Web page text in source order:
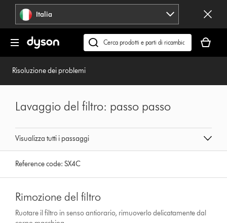
navigazione Italia
Cerca
su
carrello
è
Risoluzione dei problemi
Visualizza tutti i passaggi
Lavaggio del filtro: passo passo
Reference code:SX4C
Rimozione del filtro
Ruotare il filtro in senso antiorario, rimuoverlo delicatamente dal